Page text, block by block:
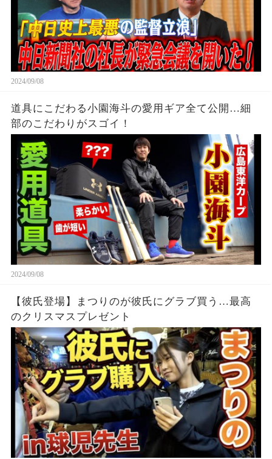
2024/09/08
道具にこだわる小園海斗の愛用ギア全て公開…細
部のこだわりがスゴイ！
2024/09/08
【彼氏登場】まつりのが彼氏にグラブ買う…最高
のクリスマスプレゼント